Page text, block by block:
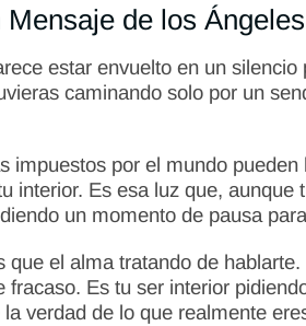
Mensaje de los
estar envuelto en un
caminando solo por un
impuestos por el mundo
interior. Es esa luz que,
un momento de pausa
el alma tratando de
Es tu ser interior
verdad de lo que realmente